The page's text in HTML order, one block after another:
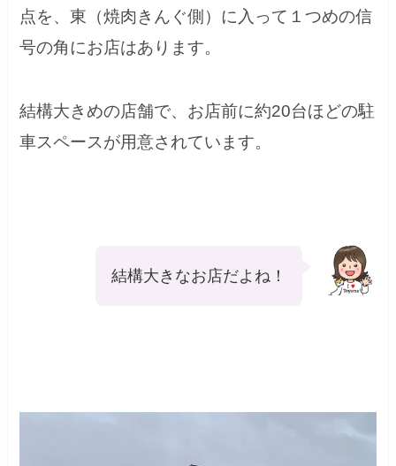
点を、東（焼肉きんぐ側）に入って１つめの信
号の角にお店はあります。
結構大きめの店舗で、お店前に約20台ほどの駐
車スペースが用意されています。
結構大きなお店だよね！